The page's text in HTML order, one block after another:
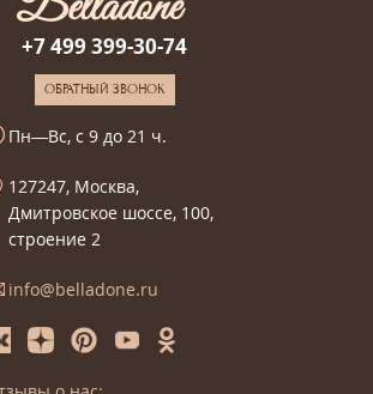
+7 499 399-30-74
ОБРАТНЫЙ ЗВОНОК
Пн—Вс, с 9 до 21 ч.
127247, Москва,
Дмитровское шоссе, 100,
строение 2
info@belladone.ru